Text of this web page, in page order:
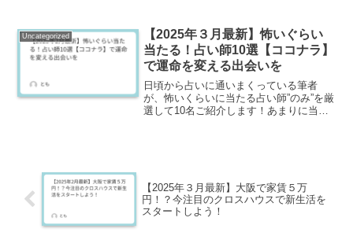
思いつつも、美味しいものを我慢するの
は辛いと感じていました。そ...
Uncategorized
【2025年３月最新】怖いぐらい
当たる！占い師10選【ココナラ】
で運命を変える出会いを
日頃から占いに通いまくっている筆者
が、怖いくらいに当たる占い師”のみ”を厳
選して10名ご紹介します！あまりに当た
【2025年３月最新】大阪で家賃５万
円！？今注目のクロスハウスで新生活を
スタートしよう！